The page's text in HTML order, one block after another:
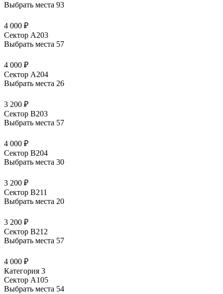
Выбрать места 93
4 000 ₽
Сектор А203
Выбрать места 57
4 000 ₽
Сектор А204
Выбрать места 26
3 200 ₽
Сектор В203
Выбрать места 57
4 000 ₽
Сектор В204
Выбрать места 30
3 200 ₽
Сектор В211
Выбрать места 20
3 200 ₽
Сектор В212
Выбрать места 57
4 000 ₽
Категория 3
Сектор А105
Выбрать места 54